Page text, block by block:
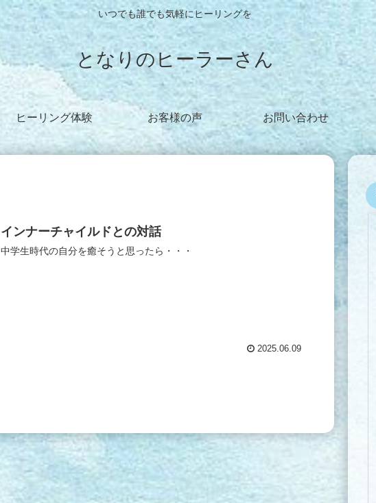
いつでも誰でも気軽にヒーリングを
となりのヒーラーさん
ヒーリング体験 お客様の声 お問い合わせ
インナーチャイルドとの対話
中学生時代の自分を癒そうと思ったら・・・
2025.06.09